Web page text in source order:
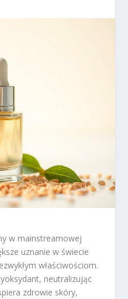
w mainstreamowej
uznanie w świecie
właściwościom.
neutralizując
zdrowie skóry,